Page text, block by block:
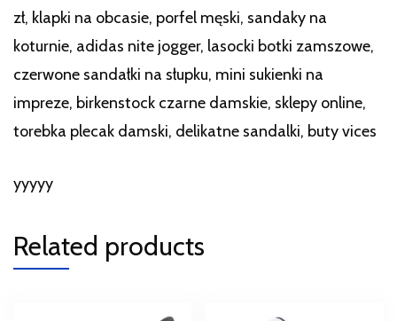
zł, klapki na obcasie, porfel męski, sandaky na
koturnie, adidas nite jogger, lasocki botki zamszowe,
czerwone sandałki na słupku, mini sukienki na
impreze, birkenstock czarne damskie, sklepy online,
torebka plecak damski, delikatne sandalki, buty vices
yyyyy
Related products